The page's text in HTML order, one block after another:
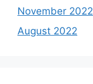
November 2022
August 2022